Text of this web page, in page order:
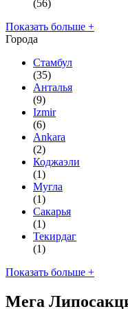
(56)
Показать больше +
Города
Стамбул
(35)
Анталья
(9)
Izmir
(6)
Ankara
(2)
Коджаэли
(1)
Мугла
(1)
Сакарья
(1)
Текирдаг
(1)
Показать больше +
Мега